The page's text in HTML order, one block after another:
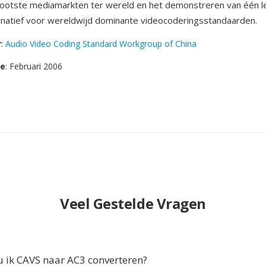
mediamarkten ter wereld en het demonstreren van één
voor wereldwijd dominante videocoderingsstandaarden.
: Audio Video Coding Standard Workgroup of China
: Februari 2006
Veel Gestelde Vragen
CAVS naar AC3 converteren?